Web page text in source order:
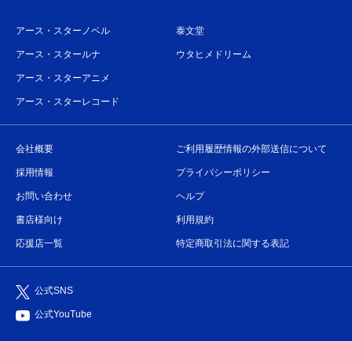
アース・スターノベル
アース・スタールナ
アース・スターアニメ
アース・スターレコード
泰文堂
ウタヒメドリーム
会社概要
採用情報
お問い合わせ
書店様向け
応援店一覧
ご利用履歴情報の外部送信について
プライバシーポリシー
ヘルプ
利用規約
特定商取引法に関する表記
公式SNS
公式YouTube